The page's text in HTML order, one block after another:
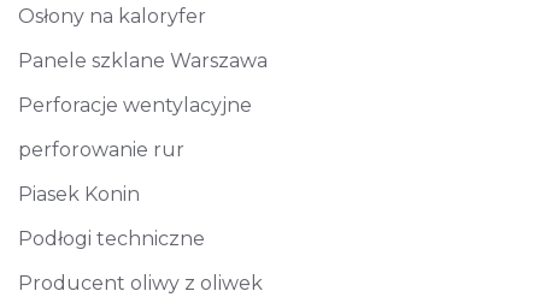
Osłony na kaloryfer
Panele szklane Warszawa
Perforacje wentylacyjne
perforowanie rur
Piasek Konin
Podłogi techniczne
Producent oliwy z oliwek